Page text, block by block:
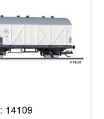
14109